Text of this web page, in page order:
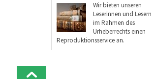
Wir bieten unseren
Leserinnen und Lesern
im Rahmen des
Urheberrechts einen
Reproduktionsservice an.